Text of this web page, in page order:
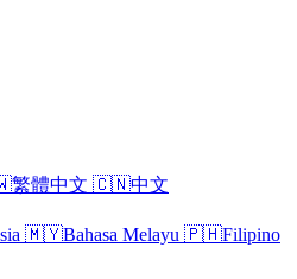
繁體中文 🇨🇳中文
🇲🇾Bahasa Melayu 🇵🇭Filipino